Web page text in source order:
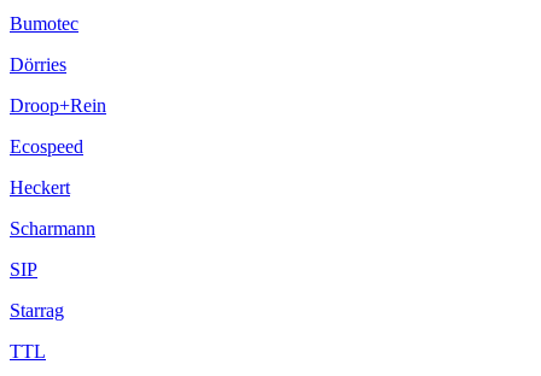
Bumotec
Dörries
Droop+Rein
Ecospeed
Heckert
Scharmann
SIP
Starrag
TTL